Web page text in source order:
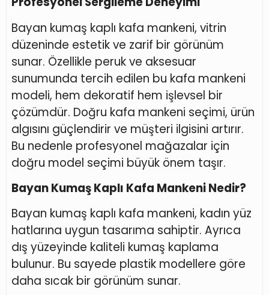
Bayan kumaş kaplı kafa mankeni, vitrin
düzeninde estetik ve zarif bir görünüm
sunar. Özellikle peruk ve aksesuar
sunumunda tercih edilen bu kafa mankeni
modeli, hem dekoratif hem işlevsel bir
çözümdür. Doğru kafa mankeni seçimi, ürün
algısını güçlendirir ve müşteri ilgisini artırır.
Bu nedenle profesyonel mağazalar için
doğru model seçimi büyük önem taşır.
Bayan Kumaş Kaplı Kafa Mankeni Nedir?
Bayan kumaş kaplı kafa mankeni, kadın yüz
hatlarına uygun tasarıma sahiptir. Ayrıca
dış yüzeyinde kaliteli kumaş kaplama
bulunur. Bu sayede plastik modellere göre
daha sıcak bir görünüm sunar.